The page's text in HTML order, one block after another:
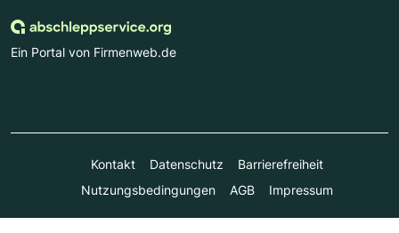
Ein Portal von Firmenweb.de
Kontakt Datenschutz
Barrierefreiheit
Nutzungsbedingungen
AGB Impressum